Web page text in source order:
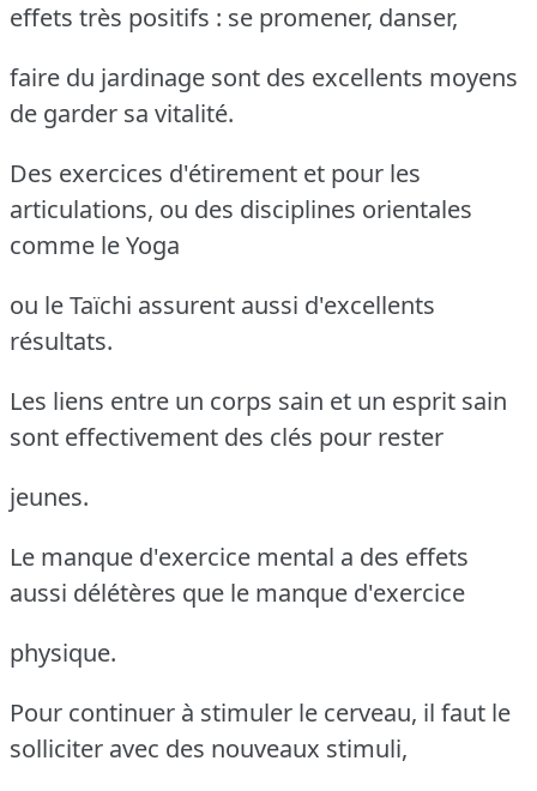
effets très positifs : se promener, danser,
faire du jardinage sont des excellents moyens
de garder sa vitalité.
Des exercices d'étirement et pour les
articulations, ou des disciplines orientales
comme le Yoga
ou le Taïchi assurent aussi d'excellents
résultats.
Les liens entre un corps sain et un esprit sain
sont effectivement des clés pour rester
jeunes.
Le manque d'exercice mental a des effets
aussi délétères que le manque d'exercice
physique.
Pour continuer à stimuler le cerveau, il faut le
solliciter avec des nouveaux stimuli,